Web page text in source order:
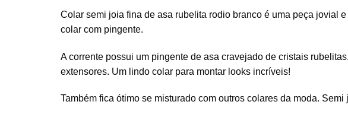
Colar semi joia fina de asa rubelita rodio branco é uma peça jovial
colar com pingente.
A corrente possui um pingente de asa cravejado de cristais
extensores. Um lindo colar para montar looks incríveis!
Também fica ótimo se misturado com outros colares da moda.